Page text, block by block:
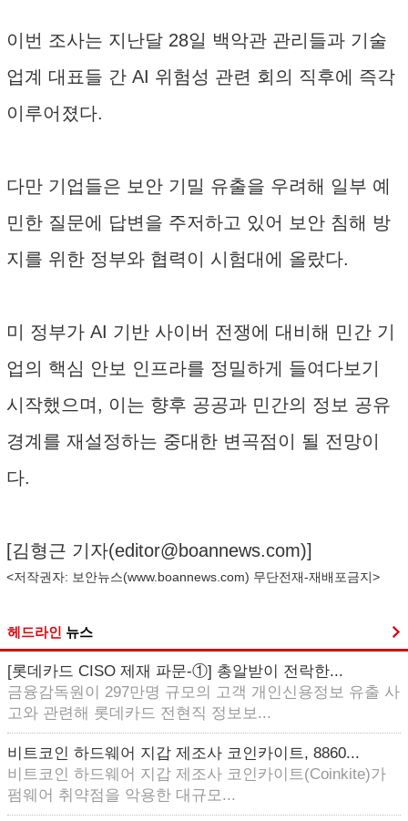
이번 조사는 지난달 28일 백악관 관리들과 기술
업계 대표들 간 AI 위험성 관련 회의 직후에 즉각
이루어졌다.
다만 기업들은 보안 기밀 유출을 우려해 일부 예
민한 질문에 답변을 주저하고 있어 보안 침해 방
지를 위한 정부와 협력이 시험대에 올랐다.
미 정부가 AI 기반 사이버 전쟁에 대비해 민간 기
업의 핵심 안보 인프라를 정밀하게 들여다보기
시작했으며, 이는 향후 공공과 민간의 정보 공유
경계를 재설정하는 중대한 변곡점이 될 전망이
다.
[김형근 기자(editor@boannews.com)]
<저작권자: 보안뉴스(www.boannews.com) 무단전재-재배포금지>
헤드라인 뉴스
[롯데카드 CISO 제재 파문-①] 총알받이 전락한...
금융감독원이 297만명 규모의 고객 개인신용정보 유출 사
고와 관련해 롯데카드 전현직 정보보...
비트코인 하드웨어 지갑 제조사 코인카이트, 8860...
비트코인 하드웨어 지갑 제조사 코인카이트(Coinkite)가
펌웨어 취약점을 악용한 대규모...